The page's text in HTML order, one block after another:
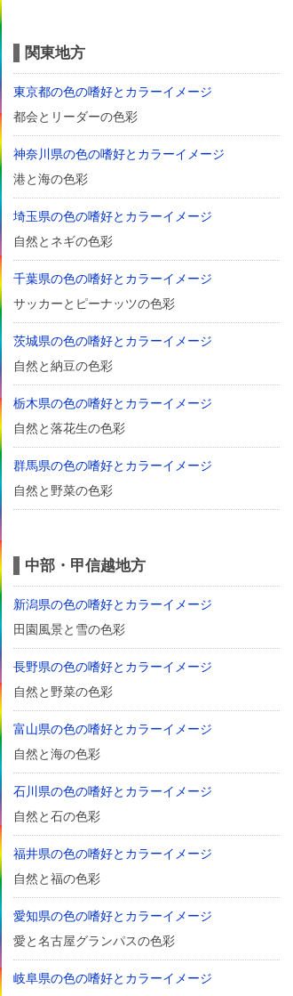
関東地方
東京都の色の嗜好とカラーイメージ
都会とリーダーの色彩
神奈川県の色の嗜好とカラーイメージ
港と海の色彩
埼玉県の色の嗜好とカラーイメージ
自然とネギの色彩
千葉県の色の嗜好とカラーイメージ
サッカーとピーナッツの色彩
茨城県の色の嗜好とカラーイメージ
自然と納豆の色彩
栃木県の色の嗜好とカラーイメージ
自然と落花生の色彩
群馬県の色の嗜好とカラーイメージ
自然と野菜の色彩
中部・甲信越地方
新潟県の色の嗜好とカラーイメージ
田園風景と雪の色彩
長野県の色の嗜好とカラーイメージ
自然と野菜の色彩
富山県の色の嗜好とカラーイメージ
自然と海の色彩
石川県の色の嗜好とカラーイメージ
自然と石の色彩
福井県の色の嗜好とカラーイメージ
自然と福の色彩
愛知県の色の嗜好とカラーイメージ
愛と名古屋グランパスの色彩
岐阜県の色の嗜好とカラーイメージ